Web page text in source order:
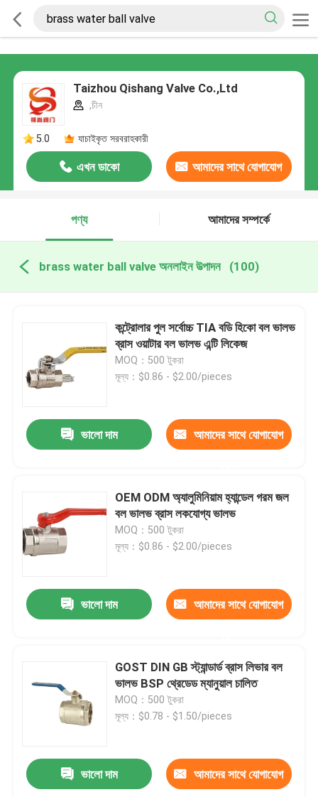
Taizhou Qishang Valve Co.,Ltd
,চীন
5.0 যাচাইকৃত সরবরাহকারী
এখন ডাকো আমাদের সাথে যোগাযোগ
পণ্য
আমাদের সম্পর্কে
brass water ball valve অনলাইন উত্পাদন (100)
কন্ট্রোলার পুল সর্বোচ্চ TIA বডি হিকো বল ভালভ
ব্রাস ওয়াটার বল ভালভ এন্টি লিকেজ
MOQ：500 টুকরা
মূল্য：$0.86 - $2.00/pieces
ভালো দাম আমাদের সাথে যোগাযোগ
OEM ODM অ্যালুমিনিয়াম হ্যান্ডেল গরম জল
বল ভালভ ব্রাস লকযোগ্য ভালভ
MOQ：500 টুকরা
মূল্য：$0.86 - $2.00/pieces
ভালো দাম আমাদের সাথে যোগাযোগ
GOST DIN GB স্ট্যান্ডার্ড ব্রাস লিভার বল
ভালভ BSP থ্রেডেড ম্যানুয়াল চালিত
MOQ：500 টুকরা
মূল্য：$0.78 - $1.50/pieces
ভালো দাম আমাদের সাথে যোগাযোগ